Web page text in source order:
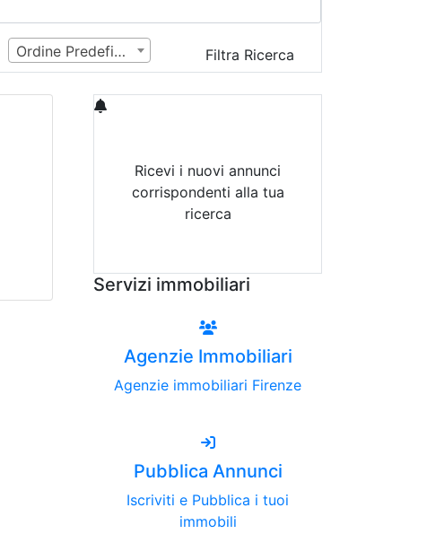
Ordine Predefinito Filtra Ricerca
Ricevi i nuovi annunci
corrispondenti alla tua
ricerca
Servizi immobiliari
Agenzie Immobiliari
Agenzie immobiliari Firenze
Pubblica Annunci
Iscriviti e Pubblica i tuoi
immobili